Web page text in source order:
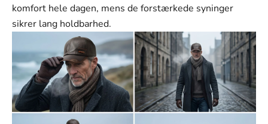
komfort hele dagen, mens de forstærkede syninger
sikrer lang holdbarhed.